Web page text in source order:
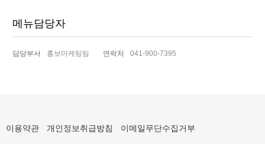
메뉴담당자
담당부서 홍보마케팅팀 연락처 041-900-7395
이용약관 개인정보취급방침 이메일무단수집거부